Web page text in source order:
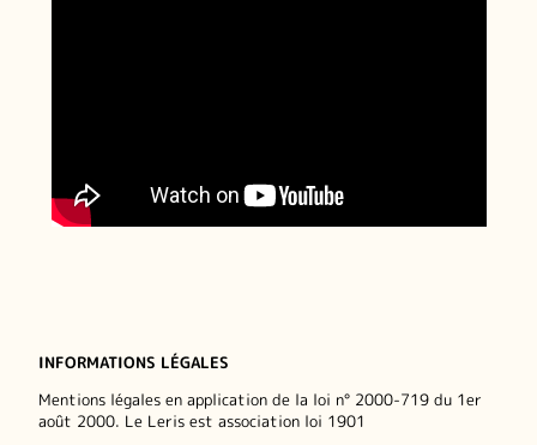
INFORMATIONS LÉGALES
Mentions légales en application de la loi n° 2000-719 du 1er
août 2000. Le Leris est association loi 1901